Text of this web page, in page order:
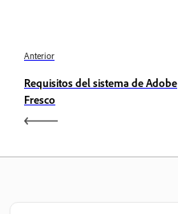
Anterior
Requisitos del sistema de Adobe
Fresco